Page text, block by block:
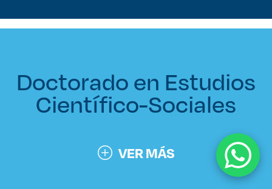
Doctorado en Estudios
Científico-Sociales
VER MÁS